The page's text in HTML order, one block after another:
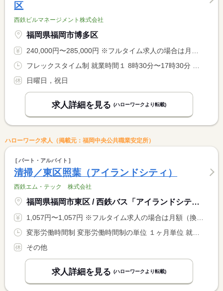
区
西鉄ビルマネージメント株式会社
福岡県福岡市博多区
240,000円〜285,000円 ※フルタイム求人の場合は月額（換算額）、パート求人の場合は時間額を表示しています。
フレックスタイム制 就業時間１ 8時30分〜17時30分 又は 7時00分〜22時00分の時間の間の8時間程度 就業時間に関する特記事項 フレキシブルタイムは７時〜２２時 <BR> コアタイムは原則ありません <BR> （１）標準労働時間帯は８時３０分〜１７時３０分
日曜日，祝日
求人詳細を見る (ハローワークより転載)
ハローワーク求人（掲載元：福岡中央公共職業安定所）
パート・アルバイト
清掃／東区照葉（アイランドシティ）
西鉄エム・テック 株式会社
福岡県福岡市東区 / 西鉄バス「アイランドシティ営業所」
1,057円〜1,057円 ※フルタイム求人の場合は月額（換算額）、パート求人の場合は時間額を表示しています。
変形労働時間制 変形労働時間制の単位 １ヶ月単位 就業時間１ 8時00分〜16時00分 就業時間２ 7時00分〜15時00分 就業時間３ 6時00分〜14時00分 就業時間に関する特記事項 基本的には（１）の勤務時間となります
その他
求人詳細を見る (ハローワークより転載)